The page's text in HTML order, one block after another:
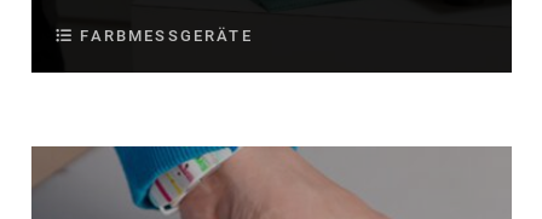
FARBMESSGERÄTE